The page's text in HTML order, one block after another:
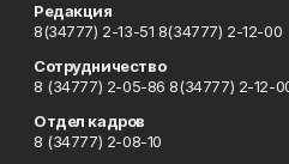
Редакция
8(34777) 2-13-51 8(34777) 2-12-00
Сотрудничество
8 (34777) 2-05-86 8(34777) 2-12-
Отдел кадров
8 (34777) 2-08-10